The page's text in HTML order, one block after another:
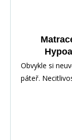
Obvykle si
páteř.